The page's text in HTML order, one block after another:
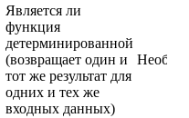
Является ли
функция
детерминированной
(возвращает один и
тот же результат для
одних и тех же
входных данных)